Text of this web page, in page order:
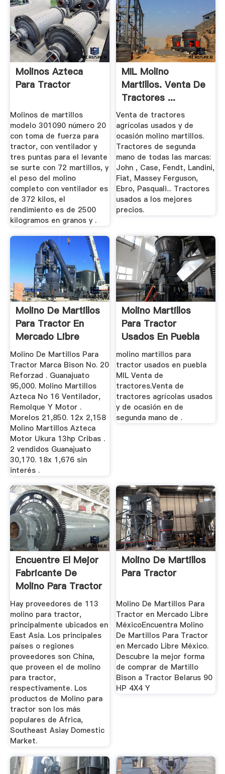
Molinos Azteca
Para Tractor
Molinos de martillos
modelo 301090 número 20
con toma de fuerza para
tractor, con ventilador y
tres puntas para el levante
se surte con 72 martillos, y
el peso del molino
completo con ventilador es
de 372 kilos, el
rendimiento es de 2500
kilogramos en granos y .
MIL Molino
Martillos. Venta De
Tractores ...
Venta de tractores
agrícolas usados y de
ocasión molino martillos.
Tractores de segunda
mano de todas las marcas:
John , Case, Fendt, Landini,
Fiat, Massey Ferguson,
Ebro, Pasquali... Tractores
usados a los mejores
precios.
Molino De Martillos
Para Tractor En
Mercado Libre
México
Molino De Martillos Para
Tractor Marca Bison No. 20
Reforzad . Guanajuato
95,000. Molino Martillos
Azteca No 16 Ventilador,
Remolque Y Motor .
Morelos 21,850. 12x 2,158
Molino Martillos Azteca
Motor Ukura 13hp Cribas .
2 vendidos Guanajuato
30,170. 18x 1,676 sin
interés .
Molino Martillos
Para Tractor
Usados En Puebla
molino martillos para
tractor usados en puebla
MIL Venta de
tractores.Venta de
tractores agrícolas usados
y de ocasión en de
segunda mano de .
Encuentre El Mejor
Fabricante De
Molino Para Tractor
Y ...
Hay proveedores de 113
molino para tractor,
principalmente ubicados en
East Asia. Los principales
países o regiones
proveedores son China,
que proveen el de molino
para tractor,
respectivamente. Los
productos de Molino para
tractor son los más
populares de Africa,
Southeast Asiay Domestic
Market.
Molino De Martillos
Para Tractor
Molino De Martillos Para
Tractor en Mercado Libre
MéxicoEncuentra Molino
De Martillos Para Tractor
en Mercado Libre México.
Descubre la mejor forma
de comprar de Martillo
Bison a Tractor Belarus 90
HP 4X4 Y